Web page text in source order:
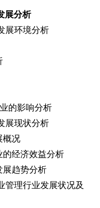
展分析
展环境分析
的影响分析
展现状分析
概况
的经济效益分析
展趋势分析
管理行业发展状况及